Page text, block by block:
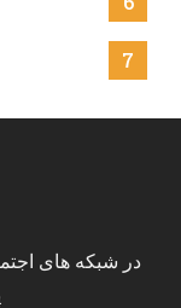
7
در شبکه های